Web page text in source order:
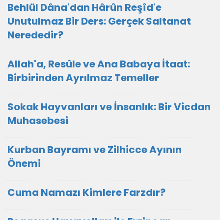
Behlül Dâna'dan Hârûn Reşîd'e
Unutulmaz Bir Ders: Gerçek Saltanat
Nerededir?
Allah'a, Resûle ve Ana Babaya İtaat:
Birbirinden Ayrılmaz Temeller
Sokak Hayvanları ve İnsanlık: Bir Vicdan
Muhasebesi
Kurban Bayramı ve Zilhicce Ayının
Önemi
Cuma Namazı Kimlere Farzdır?